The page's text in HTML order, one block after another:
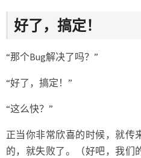
好了，搞定！
“那个Bug解决了吗？”
“好了，搞定！”
“这么快？”
正当你非常欣喜的时候，就传
的，就失败了。（好吧，我们